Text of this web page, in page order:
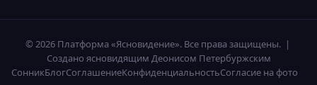
© 2026 Платформа «Ясновидение». Все права защищены. |
Создано ясновидящим Деонисом Петербуржским
СонникБлогСоглашениеКонфиденциальностьСогласие на фото